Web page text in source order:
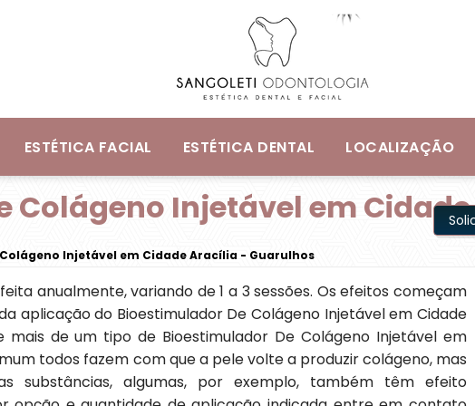
ESTÉTICA FACIAL ESTÉTICA DENTAL LOCALIZAÇÃO
Colágeno Injetável em
Injetável em Cidade Aracília - Guarulhos
anualmente, variando de 1 a 3 sessões. Os efeitos começam
aplicação do Bioestimulador De Colágeno Injetável em Cidade
mais de um tipo de Bioestimulador De Colágeno Injetável em
todos fazem com que a pele volte a produzir colágeno, mas
substâncias, algumas, por exemplo, também têm efeito